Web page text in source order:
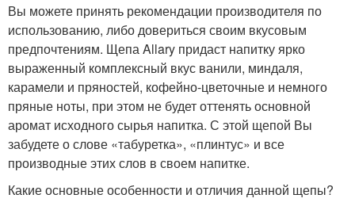
Вы можете принять рекомендации производителя по
использованию, либо довериться своим вкусовым
предпочтениям. Щепа Allary придаст напитку ярко
выраженный комплексный вкус ванили, миндаля,
карамели и пряностей, кофейно-цветочные и немного
пряные ноты, при этом не будет оттенять основной
аромат исходного сырья напитка. С этой щепой Вы
забудете о слове «табуретка», «плинтус» и все
производные этих слов в своем напитке.
Какие основные особенности и отличия данной щепы?